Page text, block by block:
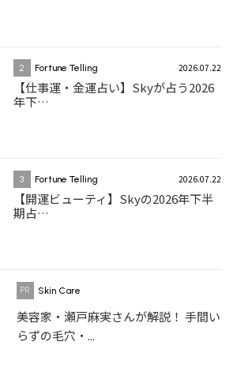
2 Fortune Telling 2026.07.22
【仕事運・金運占い】Skyが占う2026
年下…
3 Fortune Telling 2026.07.22
【開運ビューティ】Skyの2026年下半
期占…
Skin Care
美容家・瀬戸麻実さんが解説！ 手間い
らずの毛穴・...